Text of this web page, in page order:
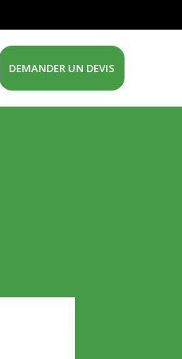
DEMANDER UN DEVIS